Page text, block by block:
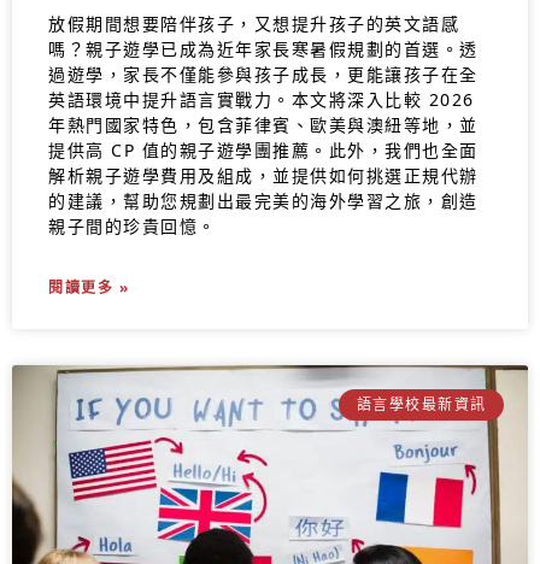
放假期間想要陪伴孩子，又想提升孩子的英文語感
嗎？親子遊學已成為近年家長寒暑假規劃的首選。透
過遊學，家長不僅能參與孩子成長，更能讓孩子在全
英語環境中提升語言實戰力。本文將深入比較 2026
年熱門國家特色，包含菲律賓、歐美與澳紐等地，並
提供高 CP 值的親子遊學團推薦。此外，我們也全面
解析親子遊學費用及組成，並提供如何挑選正規代辦
的建議，幫助您規劃出最完美的海外學習之旅，創造
親子間的珍貴回憶。
閱讀更多 »
語言學校最新資訊